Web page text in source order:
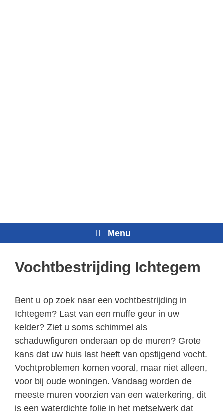
Menu
Vochtbestrijding Ichtegem
Bent u op zoek naar een vochtbestrijding in
Ichtegem? Last van een muffe geur in uw
kelder? Ziet u soms schimmel als
schaduwfiguren onderaan op de muren? Grote
kans dat uw huis last heeft van opstijgend vocht.
Vochtproblemen komen vooral, maar niet alleen,
voor bij oude woningen. Vandaag worden de
meeste muren voorzien van een waterkering, dit
is een waterdichte folie in het metselwerk dat